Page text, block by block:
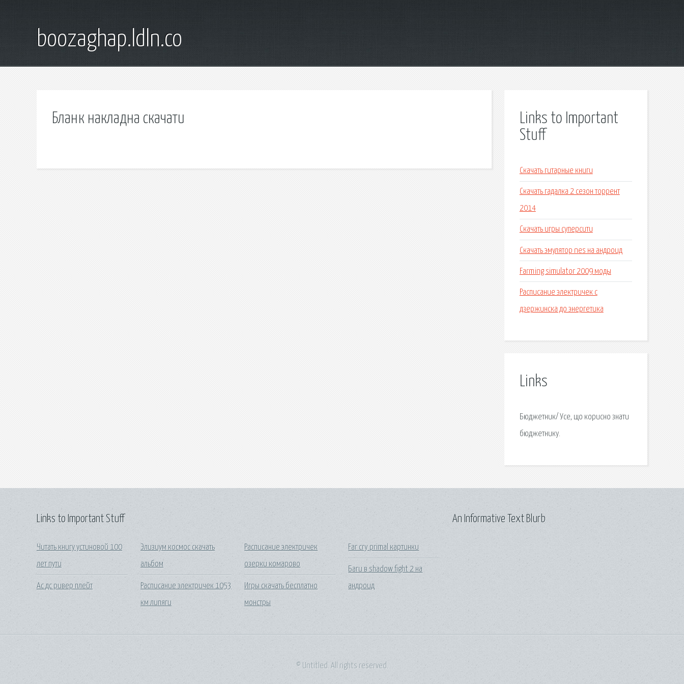
boozaghap.ldln.co
Бланк накладна скачати
Links to Important
Stuff
Скачать гитарные книги
Скачать гадалка 2 сезон торрент
2014
Скачать игры суперсити
Скачать эмулятор nes на андроид
Farming simulator 2009 моды
Расписание электричек с
дзержинска до энергетика
Links
Бюджетник/ Усе, що корисно знати
бюджетнику.
Links to Important Stuff
Читать книгу устиновой 100
лет пути
Ас дс ривер плейт
Элизиум космос скачать
альбом
Расписание электричек 1053
км липяги
Расписание электричек
озерки комарово
Игры скачать бесплатно
монстры
Far cry primal картинки
Баги в shadow fight 2 на
андроид
An Informative Text Blurb
© Untitled. All rights reserved.